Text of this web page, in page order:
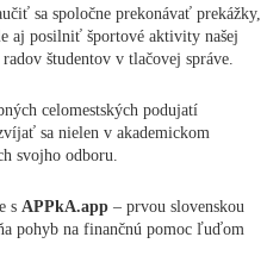
sa spoločne prekonávať prekážky,
aj posilniť športové aktivity našej
študentov v tlačovej správe.
celomestských podujatí
sa nielen v akademickom
svojho odboru.
s APPkA.app – prvou slovenskou
pohyb na finančnú pomoc ľuďom